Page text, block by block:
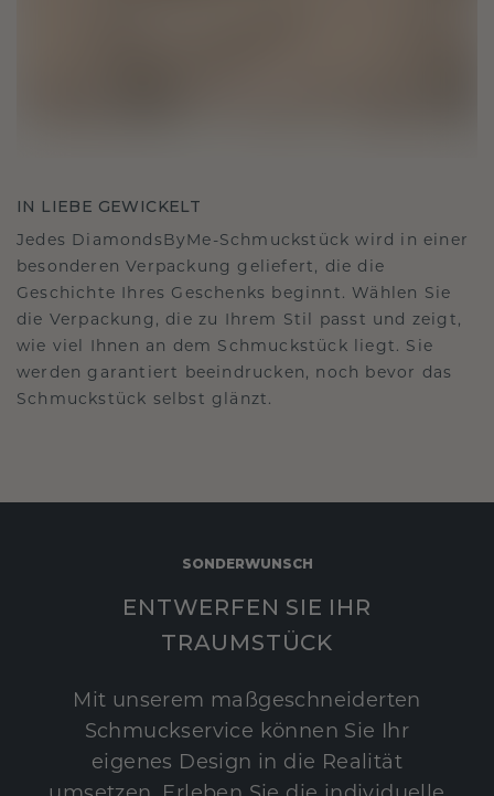
IN LIEBE GEWICKELT
Jedes DiamondsByMe-Schmuckstück wird in einer
besonderen Verpackung geliefert, die die
Geschichte Ihres Geschenks beginnt. Wählen Sie
die Verpackung, die zu Ihrem Stil passt und zeigt,
wie viel Ihnen an dem Schmuckstück liegt. Sie
werden garantiert beeindrucken, noch bevor das
Schmuckstück selbst glänzt.
SONDERWUNSCH
ENTWERFEN SIE IHR
TRAUMSTÜCK
Mit unserem maßgeschneiderten
Schmuckservice können Sie Ihr
eigenes Design in die Realität